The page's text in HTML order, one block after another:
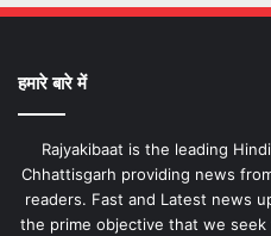
हमारे बारे में
Rajyakibaat is the leading
Chhattisgarh providing news
readers. Fast and Latest news
the prime objective that we